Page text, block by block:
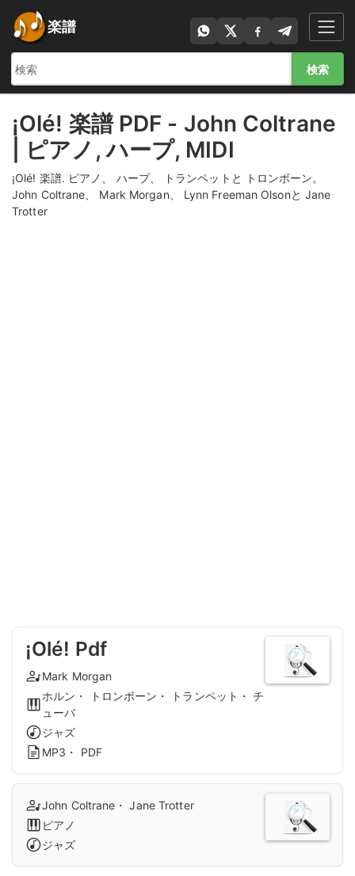
楽譜
検索
¡Olé! 楽譜 PDF - John Coltrane
| ピアノ, ハープ, MIDI
¡Olé! 楽譜. ピアノ、 ハープ、 トランペットと トロンボーン。
John Coltrane、 Mark Morgan、 Lynn Freeman Olsonと Jane
Trotter
¡Olé! Pdf
Mark Morgan
ホルン・ トロンボーン・ トランペット・ チ
ューバ
ジャズ
MP3・ PDF
John Coltrane・ Jane Trotter
ピアノ
ジャズ